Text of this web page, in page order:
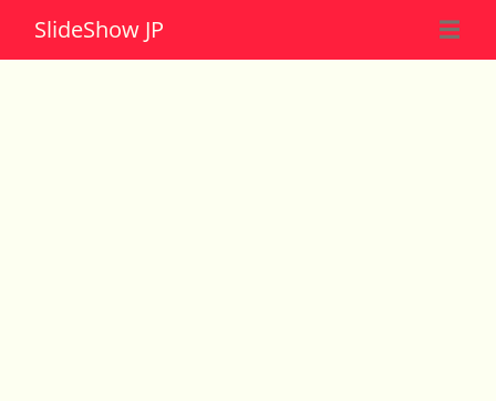
SlideShow JP ☰